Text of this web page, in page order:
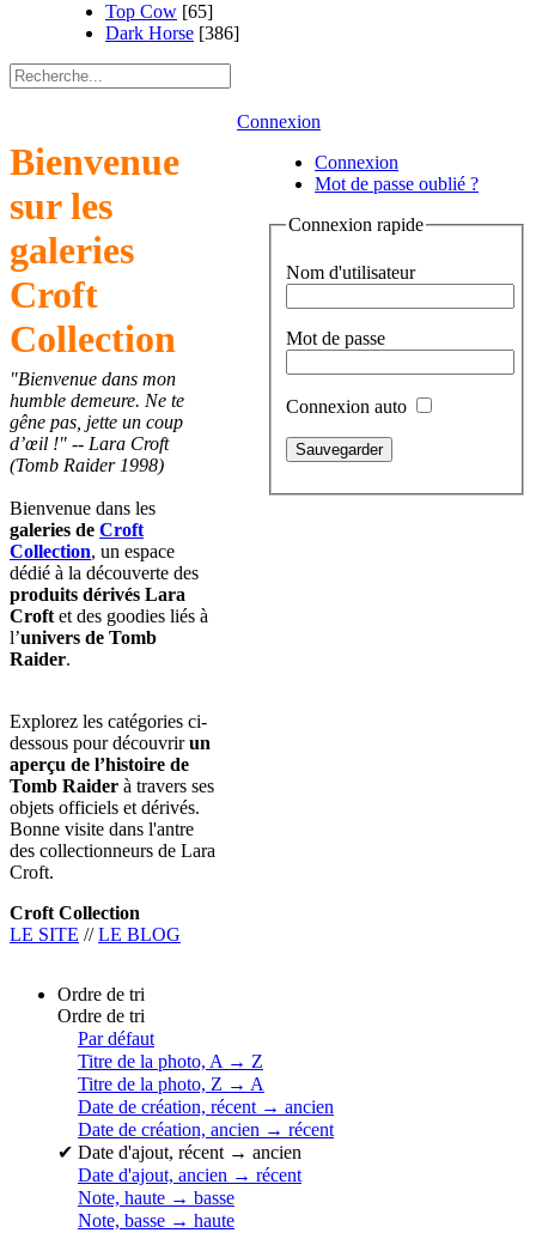
Top Cow [65]
Dark Horse [386]
Connexion
Connexion
Mot de passe oublié ?
Connexion rapide
Nom d'utilisateur
Mot de passe
Connexion auto
Bienvenue
sur les
galeries
Croft
Collection
"Bienvenue dans mon
humble demeure. Ne te
gêne pas, jette un coup
d’œil !" -- Lara Croft
(Tomb Raider 1998)
Bienvenue dans les
galeries de Croft
Collection, un espace
dédié à la découverte des
produits dérivés Lara
Croft et des goodies liés à
l’univers de Tomb
Raider.
Explorez les catégories ci-
dessous pour découvrirun
aperçu de l’histoire de
Tomb Raider à travers ses
objets officiels et dérivés.
Bonne visite dans l'antre
des collectionneurs de Lara
Croft.
Croft Collection
LE SITE //LE BLOG
Ordre de tri
Ordre de tri
Par défaut
Titre de la photo, A → Z
Titre de la photo, Z → A
Date de création, récent → ancien
Date de création, ancien → récent
✔ Date d'ajout, récent → ancien
Date d'ajout, ancien → récent
Note, haute → basse
Note, basse → haute